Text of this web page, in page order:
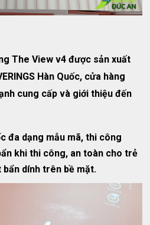
The View v4 được sản xuất
Hàn Quốc, cửa hàng
cung cấp và giới thiệu đến
đa dạng mẫu mã, thi công
khi thi công, an toàn cho trẻ
bẩn dính trên bề mặt.